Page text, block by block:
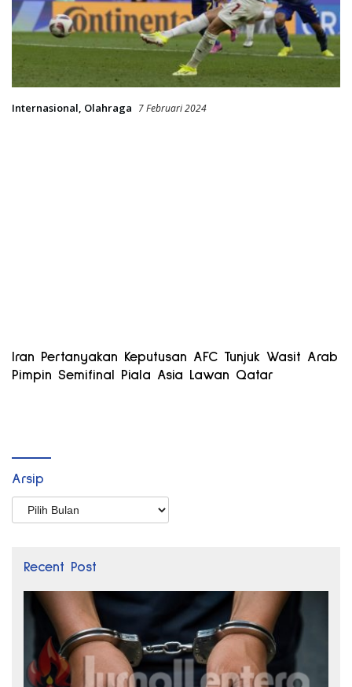
Internasional, Olahraga 7 Februari 2024
Iran Pertanyakan Keputusan AFC Tunjuk Wasit Arab
Pimpin Semifinal Piala Asia Lawan Qatar
Arsip
Arsip
Recent Post